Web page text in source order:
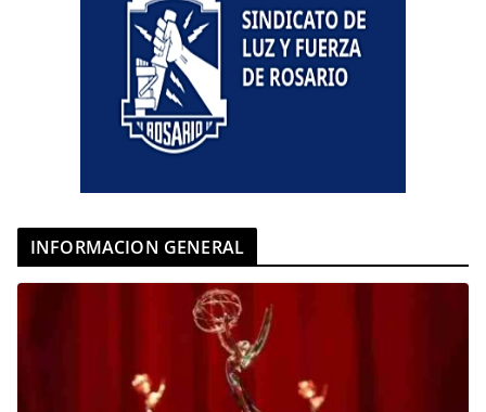
INFORMACION GENERAL